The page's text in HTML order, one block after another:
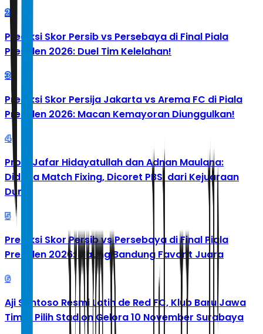
2
Prediksi Skor Persib vs Persebaya di Final Piala
Presiden 2026: Duel Tim Kelelahan!
3
Prediksi Skor Persija Jakarta vs Arema FC di Piala
Presiden 2026: Macan Kemayoran Diunggulkan!
4
Profil Jafar Hidayatullah dan Adnan Maulana:
Diduga Match Fixing, Dicoret PBSI dari Kejuaraan
Dunia
5
Prediksi Skor Persib vs Persebaya di Final Piala
Presiden 2026: Maung Bandung Favorit Juara
6
Aji Santoso Resmi Latih de Red FC, Klub Baru Jawa
Timur Pilih Stadion Gelora 10 November Surabaya